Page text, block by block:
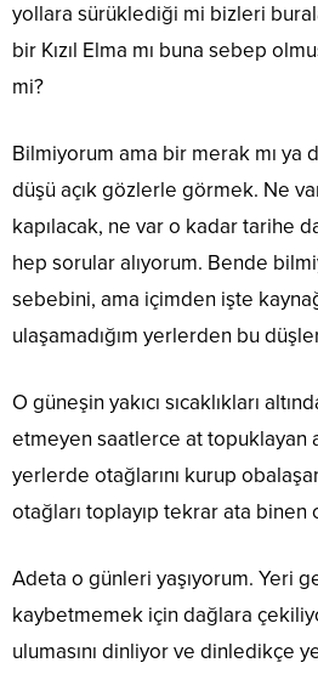
yollara sürüklediği mi bizleri
bir Kızıl Elma mı buna sebep
mi?
Bilmiyorum ama bir merak mı ya
düşü açık gözlerle görmek. Ne
kapılacak, ne var o kadar tarihe
hep sorular alıyorum. Bende
sebebini, ama içimden işte
ulaşamadığım yerlerden bu
O güneşin yakıcı sıcaklıkları
etmeyen saatlerce at topuklayan
yerlerde otağlarını kurup
otağları toplayıp tekrar ata binen
Adeta o günleri yaşıyorum. Yeri
kaybetmemek için dağlara
ulumasını dinliyor ve dinledikçe